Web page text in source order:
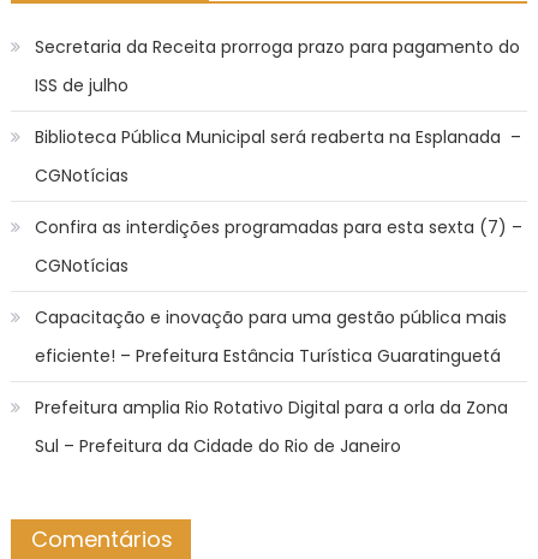
Secretaria da Receita prorroga prazo para pagamento do
ISS de julho
Biblioteca Pública Municipal será reaberta na Esplanada –
CGNotícias
Confira as interdições programadas para esta sexta (7) –
CGNotícias
Capacitação e inovação para uma gestão pública mais
eficiente! – Prefeitura Estância Turística Guaratinguetá
Prefeitura amplia Rio Rotativo Digital para a orla da Zona
Sul – Prefeitura da Cidade do Rio de Janeiro
Comentários